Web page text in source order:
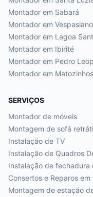
Montador em Sabará
Montador em Vespasiano
Montador em Lagoa
Montador em Ibirité
Montador em Pedro
Montador em Matozinhos
SERVIÇOS
Montador de móveis
Montagem de sofá
Instalação de TV
Instalação de Quadros
Instalação de fechadura
Consertos e Reparos em
Montagem de estação